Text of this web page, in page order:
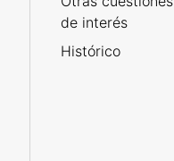
de interés
Histórico